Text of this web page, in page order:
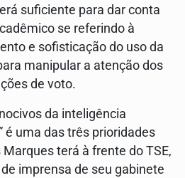
suficiente para dar conta
se referindo à
e sofisticação do uso da
manipular a atenção dos
de voto.
da inteligência
é uma das três prioridades
terá à frente do TSE,
imprensa de seu gabinete